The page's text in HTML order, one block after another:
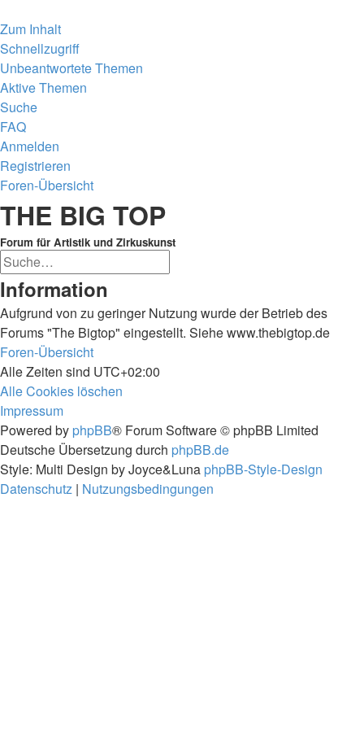
Zum Inhalt
Schnellzugriff
Unbeantwortete Themen
Aktive Themen
Suche
FAQ
Anmelden
Registrieren
Foren-Übersicht
Suche
THE BIG TOP
Forum für Artistik und Zirkuskunst
Information
Aufgrund von zu geringer Nutzung wurde der Betrieb des
Forums "The Bigtop" eingestellt. Siehe www.thebigtop.de
Foren-Übersicht
Alle Zeiten sind UTC+02:00
Alle Cookies löschen
Impressum
Powered by phpBB® Forum Software © phpBB Limited
Deutsche Übersetzung durch phpBB.de
Style: Multi Design by Joyce&Luna phpBB-Style-Design
Datenschutz | Nutzungsbedingungen